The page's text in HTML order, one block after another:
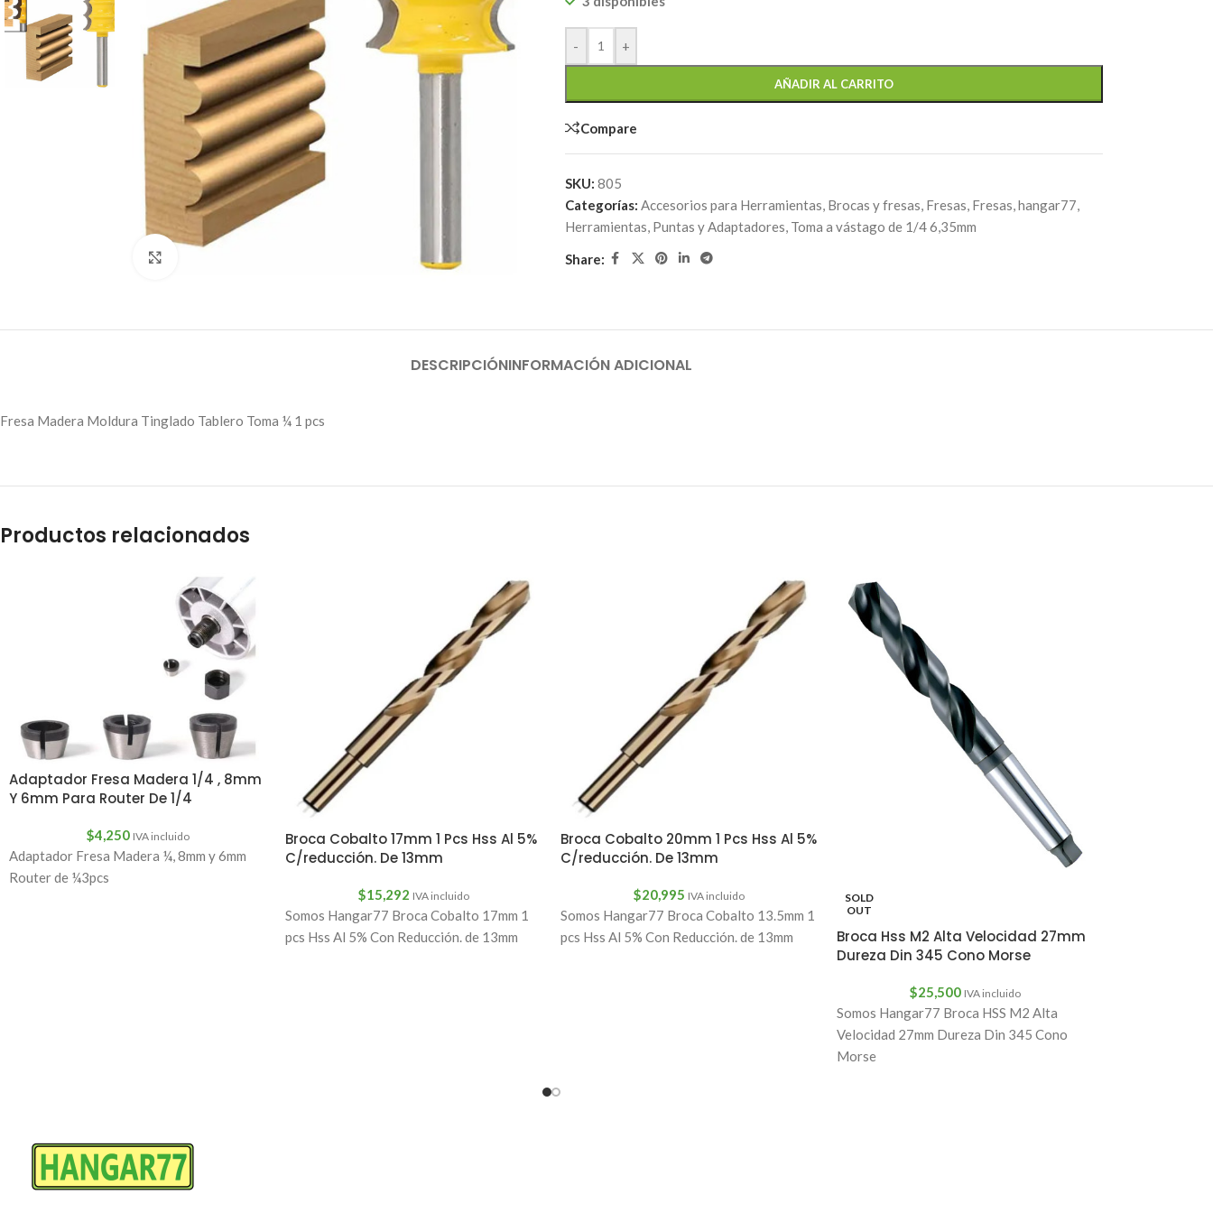
- +
AÑADIR AL CARRITO
Compare
SKU: 805
Categorías: Accesorios para Herramientas, Brocas y fresas, Fresas, Fresas,hangar77,
Herramientas, Puntas y Adaptadores, Toma a vástago de 1/4 6,35mm
Share:
DESCRIPCIÓNINFORMACIÓN ADICIONAL
Fresa Madera Moldura Tinglado Tablero Toma ¼ 1 pcs
Productos relacionados
Adaptador Fresa Madera 1/4 , 8mm
Y 6mm Para Router De 1/4
$4,250 IVA incluido
Adaptador Fresa Madera ¼, 8mm y 6mm
Router de ¼3pcs
Broca Cobalto 17mm 1 Pcs Hss Al 5%
C/reducción. De 13mm
$15,292 IVA incluido
Somos Hangar77 Broca Cobalto 17mm 1
pcs Hss Al 5% Con Reducción. de 13mm
Broca Cobalto 20mm 1 Pcs Hss Al 5%
C/reducción. De 13mm
$20,995 IVA incluido
Somos Hangar77 Broca Cobalto 13.5mm 1
pcs Hss Al 5% Con Reducción. de 13mm
SOLD
OUT
Broca Hss M2 Alta Velocidad 27mm
Dureza Din 345 Cono Morse
$25,500 IVA incluido
Somos Hangar77 Broca HSS M2 Alta
Velocidad 27mm Dureza Din 345 Cono
Morse